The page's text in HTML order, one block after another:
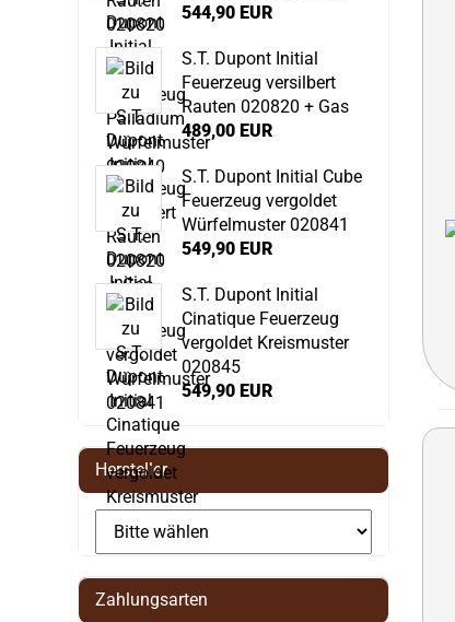
544,90 EUR
S.T. Dupont Initial
Feuerzeug versilbert
Rauten 020820 + Gas
489,00 EUR
S.T. Dupont Initial Cube
Feuerzeug vergoldet
Würfelmuster 020841
549,90 EUR
S.T. Dupont Initial
Cinatique Feuerzeug
vergoldet Kreismuster
020845
549,90 EUR
Hersteller
Zahlungsarten